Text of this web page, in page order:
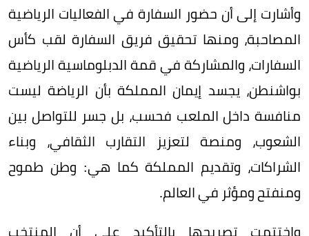
وأشارت إلى أن حضور السفارة في الفعاليات الرياضية
المصاحبة، ومنها تحقيق فريق السفارة لقب كأس
السفارات، والمشاركة في قمة الدبلوماسية الرياضية
بواشنطن، يجسد إيمان المملكة بأن الرياضة ليست
منافسة داخل الملعب فحسب، بل جسر للتواصل بين
الشعوب، ومنصة لتعزيز التقارب الثقافي، وبناء
الشراكات، وتقديم المملكة كما هي: وطن طموح
ومنفتح ومؤثر في العالم.